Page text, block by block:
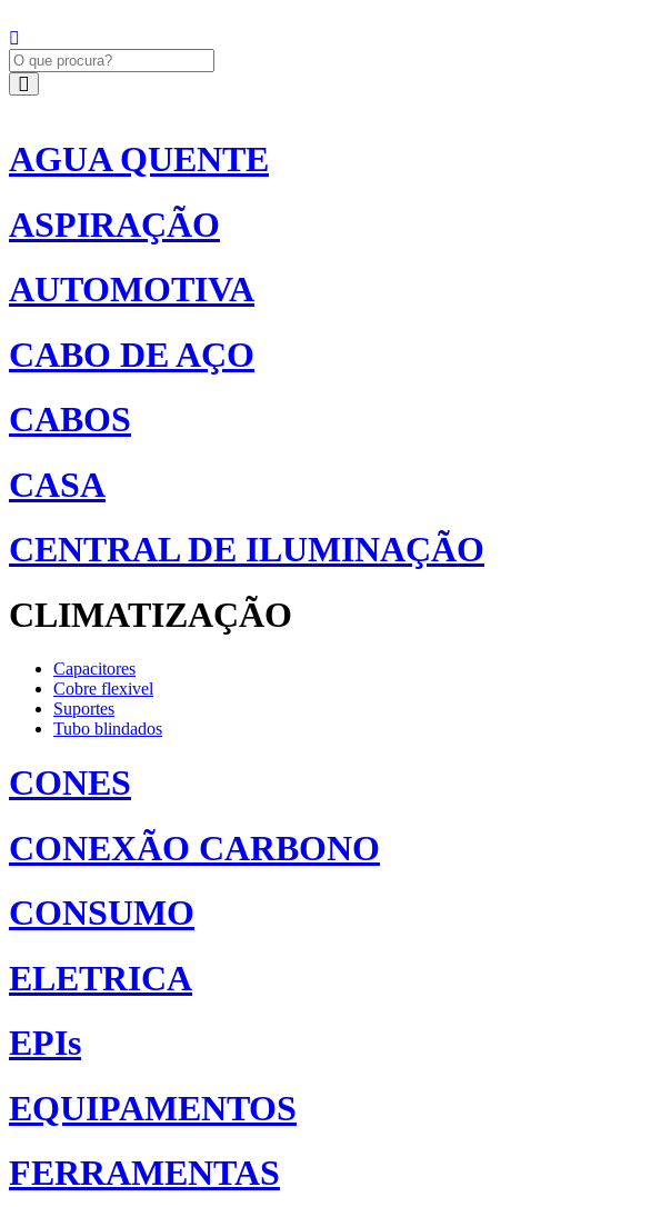
AGUA QUENTE
ASPIRAÇÃO
AUTOMOTIVA
CABO DE AÇO
CABOS
CASA
CENTRAL DE ILUMINAÇÃO
CLIMATIZAÇÃO
Capacitores
Cobre flexivel
Suportes
Tubo blindados
CONES
CONEXÃO CARBONO
CONSUMO
ELETRICA
EPIs
EQUIPAMENTOS
FERRAMENTAS